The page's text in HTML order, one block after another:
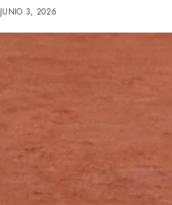
JUNIO 3, 2026